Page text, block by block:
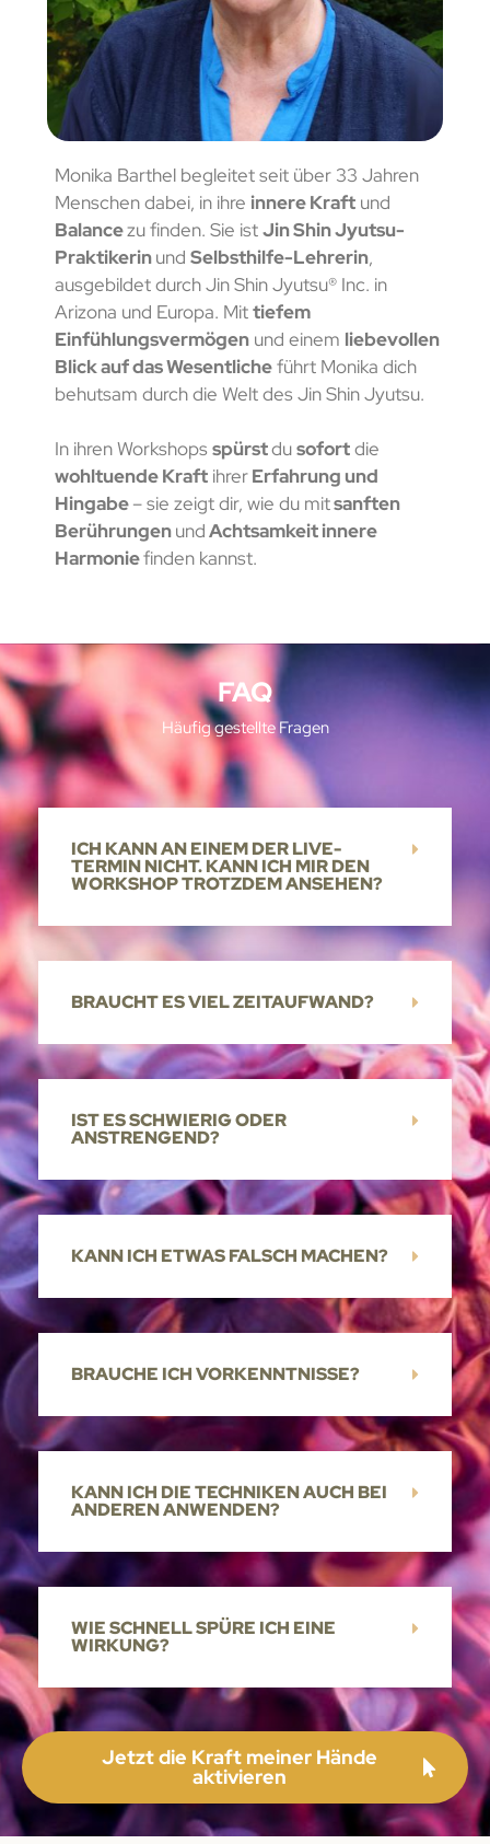
Monika Barthel begleitet seit über 33 Jahren
Menschen dabei, in ihre innere Kraftund
Balancezu finden. Sie istJin Shin Jyutsu-
Praktikerinund Selbsthilfe-Lehrerin,
ausgebildet durch Jin Shin Jyutsu® Inc. in
Arizona und Europa. Mittiefem
Einfühlungsvermögenund einem liebevollen
Blick auf das Wesentlicheführt Monika dich
behutsam durch die Welt des Jin Shin Jyutsu.
In ihren Workshopsspürstdusofortdie
wohltuende KraftihrerErfahrung und
Hingabe– sie zeigt dir, wie du mitsanften
BerührungenundAchtsamkeit innere
Harmoniefinden kannst.
FAQ
Häufig gestellte Fragen
ICH KANN AN EINEM DER LIVE-
TERMIN NICHT. KANN ICH MIR DEN
WORKSHOP TROTZDEM ANSEHEN?
BRAUCHT ES VIEL ZEITAUFWAND?
IST ES SCHWIERIG ODER
ANSTRENGEND?
KANN ICH ETWAS FALSCH MACHEN?
BRAUCHE ICH VORKENNTNISSE?
KANN ICH DIE TECHNIKEN AUCH BEI
ANDEREN ANWENDEN?
WIE SCHNELL SPÜRE ICH EINE
WIRKUNG?
Jetzt die Kraft meiner Hände
aktivieren